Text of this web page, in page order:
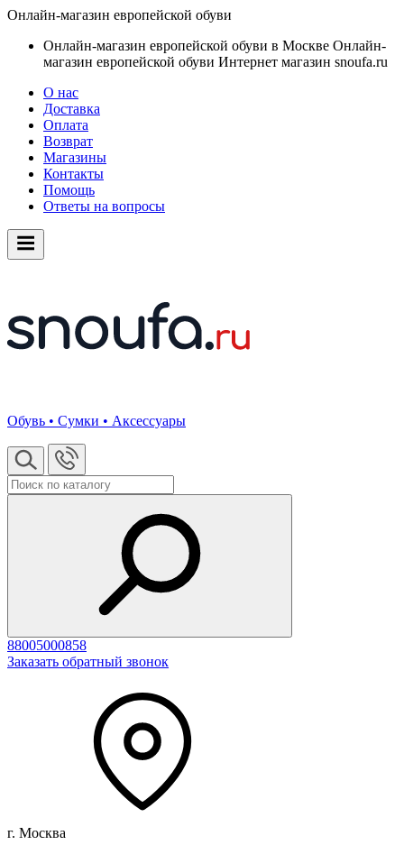
Онлайн-магазин европейской обуви
Онлайн-магазин европейской обуви в Москве Онлайн-
магазин европейской обуви Интернет магазин snoufa.ru
О нас
Доставка
Оплата
Возврат
Магазины
Контакты
Помощь
Ответы на вопросы
Обувь • Сумки • Аксессуары
88005000858
Заказать обратный звонок
г. Москва